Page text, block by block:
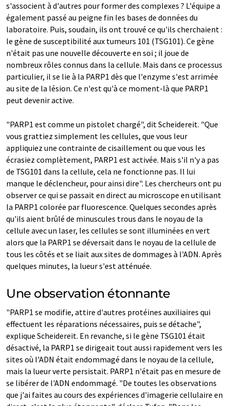
s'associent à d'autres pour former des complexes ? L'équipe a
également passé au peigne fin les bases de données du
laboratoire. Puis, soudain, ils ont trouvé ce qu'ils cherchaient :
le gène de susceptibilité aux tumeurs 101 (TSG101). Ce gène
n'était pas une nouvelle découverte en soi ; il joue de
nombreux rôles connus dans la cellule. Mais dans ce processus
particulier, il se lie à la PARP1 dès que l'enzyme s'est arrimée
au site de la lésion. Ce n'est qu'à ce moment-là que PARP1
peut devenir active.
"PARP1 est comme un pistolet chargé", dit Scheidereit. "Que
vous grattiez simplement les cellules, que vous leur
appliquiez une contrainte de cisaillement ou que vous les
écrasiez complètement, PARP1 est activée. Mais s'il n'y a pas
de TSG101 dans la cellule, cela ne fonctionne pas. Il lui
manque le déclencheur, pour ainsi dire". Les chercheurs ont pu
observer ce qui se passait en direct au microscope en utilisant
la PARP1 colorée par fluorescence. Quelques secondes après
qu'ils aient brûlé de minuscules trous dans le noyau de la
cellule avec un laser, les cellules se sont illuminées en vert
alors que la PARP1 se déversait dans le noyau de la cellule de
tous les côtés et se liait aux sites de dommages à l'ADN. Après
quelques minutes, la lueur s'est atténuée.
Une observation étonnante
"PARP1 se modifie, attire d'autres protéines auxiliaires qui
effectuent les réparations nécessaires, puis se détache",
explique Scheidereit. En revanche, si le gène TSG101 était
désactivé, la PARP1 se dirigeait tout aussi rapidement vers les
sites où l'ADN était endommagé dans le noyau de la cellule,
mais la lueur verte persistait. PARP1 n'était pas en mesure de
se libérer de l'ADN endommagé. "De toutes les observations
que j'ai faites au cours des expériences d'imagerie cellulaire en